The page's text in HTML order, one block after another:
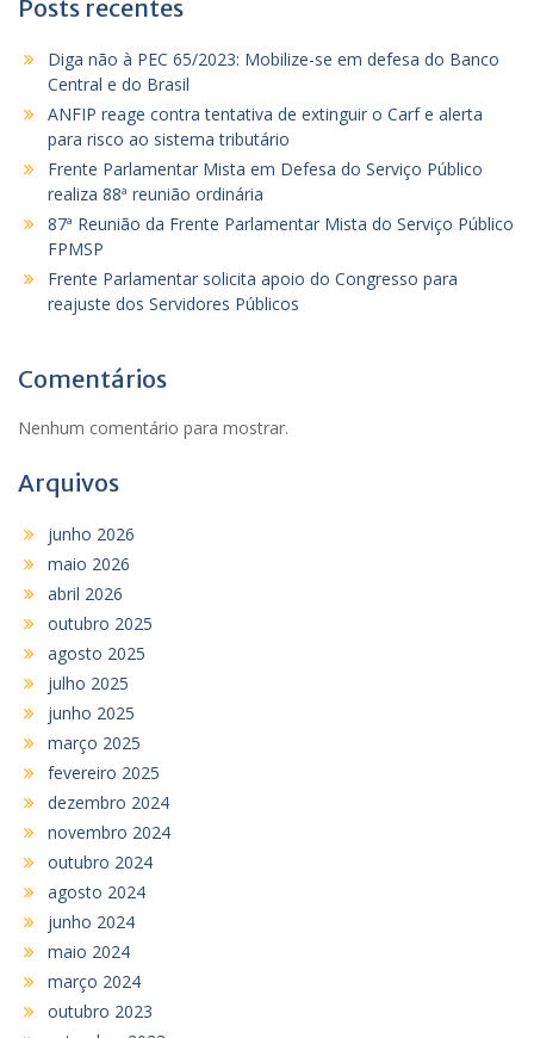
Posts recentes
Diga não à PEC 65/2023: Mobilize-se em defesa do Banco
Central e do Brasil
ANFIP reage contra tentativa de extinguir o Carf e alerta
para risco ao sistema tributário
Frente Parlamentar Mista em Defesa do Serviço Público
realiza 88ª reunião ordinária
87ª Reunião da Frente Parlamentar Mista do Serviço Público
FPMSP
Frente Parlamentar solicita apoio do Congresso para
reajuste dos Servidores Públicos
Comentários
Nenhum comentário para mostrar.
Arquivos
junho 2026
maio 2026
abril 2026
outubro 2025
agosto 2025
julho 2025
junho 2025
março 2025
fevereiro 2025
dezembro 2024
novembro 2024
outubro 2024
agosto 2024
junho 2024
maio 2024
março 2024
outubro 2023